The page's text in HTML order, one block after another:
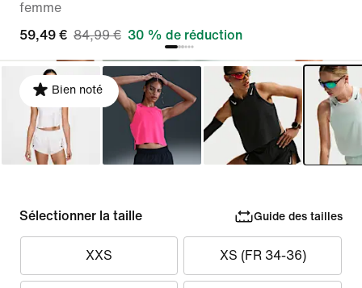
femme
59,49 € 84,99 € 30 % de réduction
Bien noté
Sélectionner la taille Guide des tailles
XXS XS (FR 34-36)